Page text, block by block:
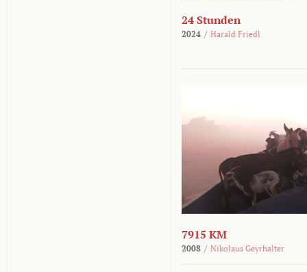
24 Stunden
2024 / Harald Friedl
7915 KM
2008 / Nikolaus Geyrhalter